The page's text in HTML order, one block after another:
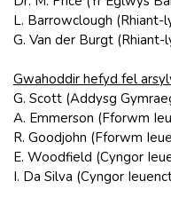
L. Barrowclough
G. Van der Burgt
Gwahoddir hefyd fel
G. Scott (Addysg
A. Emmerson (Fforwm
R. Goodjohn (Fforwm
E. Woodfield (Cyngor
I. Da Silva (Cyngor